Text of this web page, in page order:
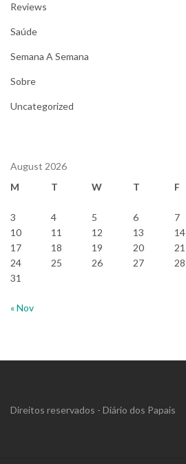
Reviews
Saúde
Semana A Semana
Sobre
Uncategorized
August 2026
M
T W T F
3
4 5 6 7
10
11 12 13 14
17
18 19 20 21
24
25 26 27 28
31
« Nov
Direitos reservados - Diário dos Papais